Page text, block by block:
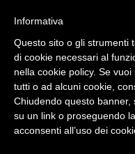
DATI
RICERCHE
Informativa
Questo sito o gli strumenti
di cookie necessari al
nella cookie policy. Se
tutti o ad alcuni cookie,
Chiudendo questo
su un link o proseguendo
acconsenti all’uso dei